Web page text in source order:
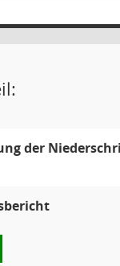
der